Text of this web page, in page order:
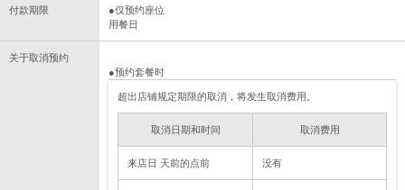
付款期限
●仅预约座位
用餐日
关于取消预约
●预约套餐时
超出店铺规定期限的取消，将发生取消费用。
取消日期和时间 取消费用
来店日 天前的点前 没有